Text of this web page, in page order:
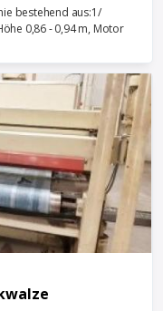
bestehend aus:1/
0,86 - 0,94 m, Motor